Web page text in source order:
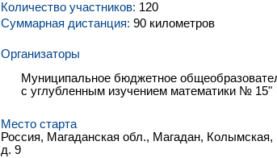
Количество участников: 120
Суммарная дистанция: 90 километров
Организаторы
Муниципальное бюджетное
с углубленным изучением математики № 15"
Место старта
Россия, Магаданская обл., Магадан, Колымская,
д. 9